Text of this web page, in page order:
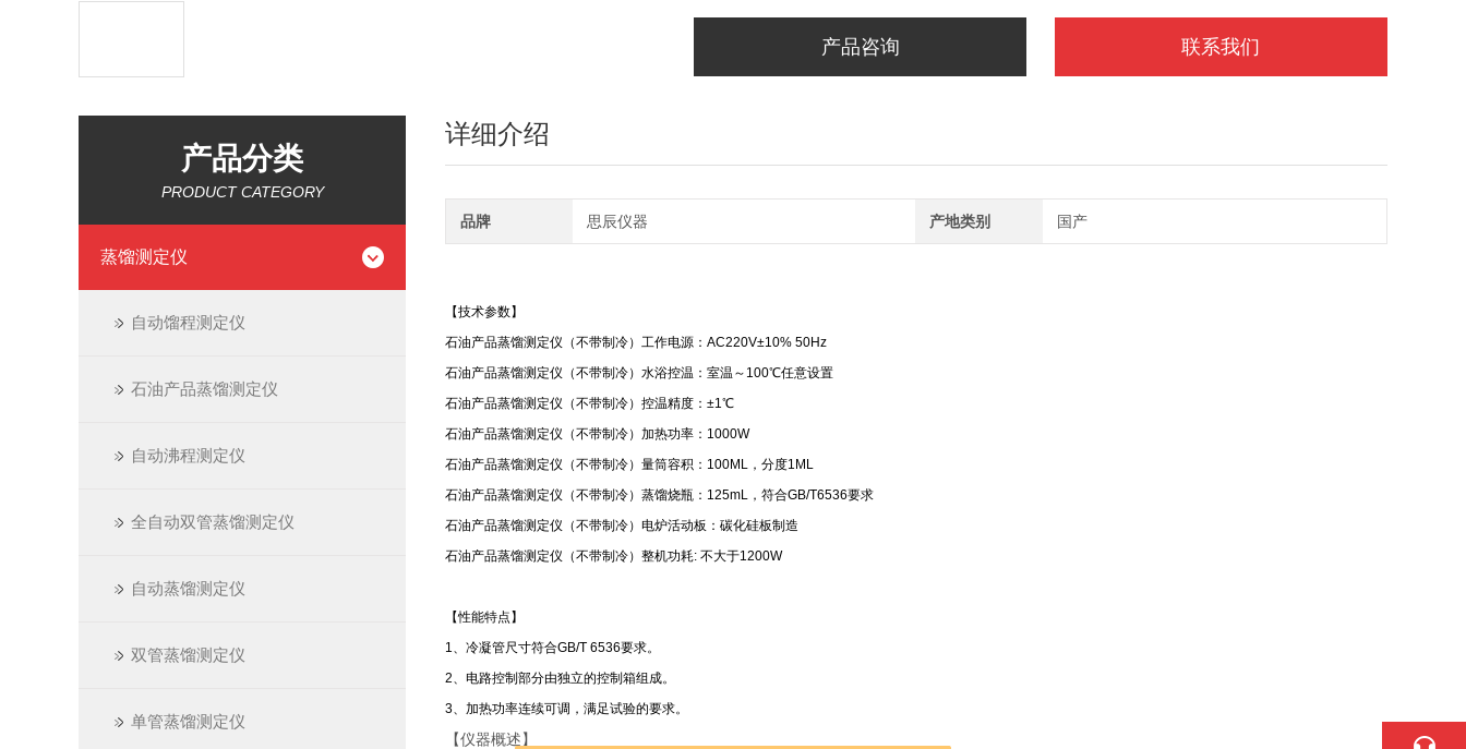
产品咨询 联系我们
产品分类
PRODUCT CATEGORY
蒸馏测定仪
自动馏程测定仪
石油产品蒸馏测定仪
自动沸程测定仪
全自动双管蒸馏测定仪
自动蒸馏测定仪
双管蒸馏测定仪
单管蒸馏测定仪
详细介绍
品牌 思辰仪器 产地类别 国产
【技术参数】
石油产品蒸馏测定仪（不带制冷）工作电源：AC220V±10% 50Hz
石油产品蒸馏测定仪（不带制冷）水浴控温：室温～100℃任意设置
石油产品蒸馏测定仪（不带制冷）控温精度：±1℃
石油产品蒸馏测定仪（不带制冷）加热功率：1000W
石油产品蒸馏测定仪（不带制冷）量筒容积：100ML，分度1ML
石油产品蒸馏测定仪（不带制冷）蒸馏烧瓶：125mL，符合GB/T6536要求
石油产品蒸馏测定仪（不带制冷）电炉活动板：碳化硅板制造
石油产品蒸馏测定仪（不带制冷）整机功耗: 不大于1200W
【性能特点】
1、冷凝管尺寸符合GB/T 6536要求。
2、电路控制部分由独立的控制箱组成。
3、加热功率连续可调，满足试验的要求。
【仪器概述】